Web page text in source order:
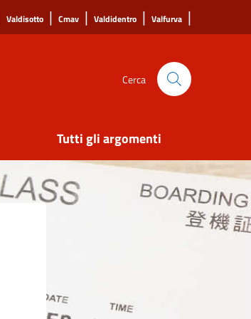
Valdisotto | Cmav | Valdidentro | Valfurva |
Cerca
Tutti gli argomenti